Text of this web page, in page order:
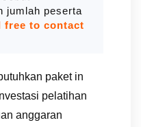
jumlah peserta
free to contact
paket in
pelatihan
anggaran